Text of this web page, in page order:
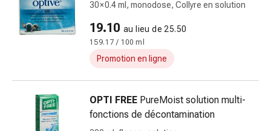
et
nerveux
Troubles
mémoire
30 × 0.4 ml, monodose, Collyre en solution
19.10 au lieu de 25.50
159.17 / 100 ml
Promotion en ligne
OPTI FREE PureMoist solution multi-
fonctions de décontamination